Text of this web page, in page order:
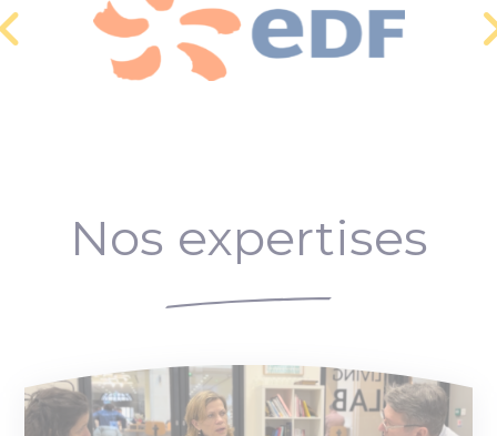
Nos expertises